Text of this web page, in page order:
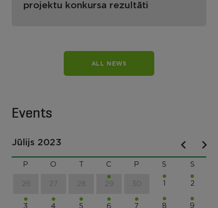
projektu konkursa rezultāti
ALL NEWS
Events
Jūlijs 2023
P O C P S S
26 27 28 29 30 1 2
3 4 5 6 7 8 9